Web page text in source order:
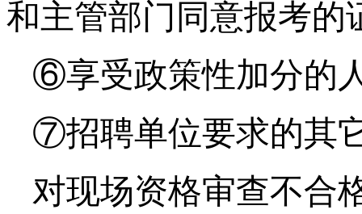
和主管部门同意报考的
⑥享受政策性加分的
⑦招聘单位要求的其
对现场资格审查不合